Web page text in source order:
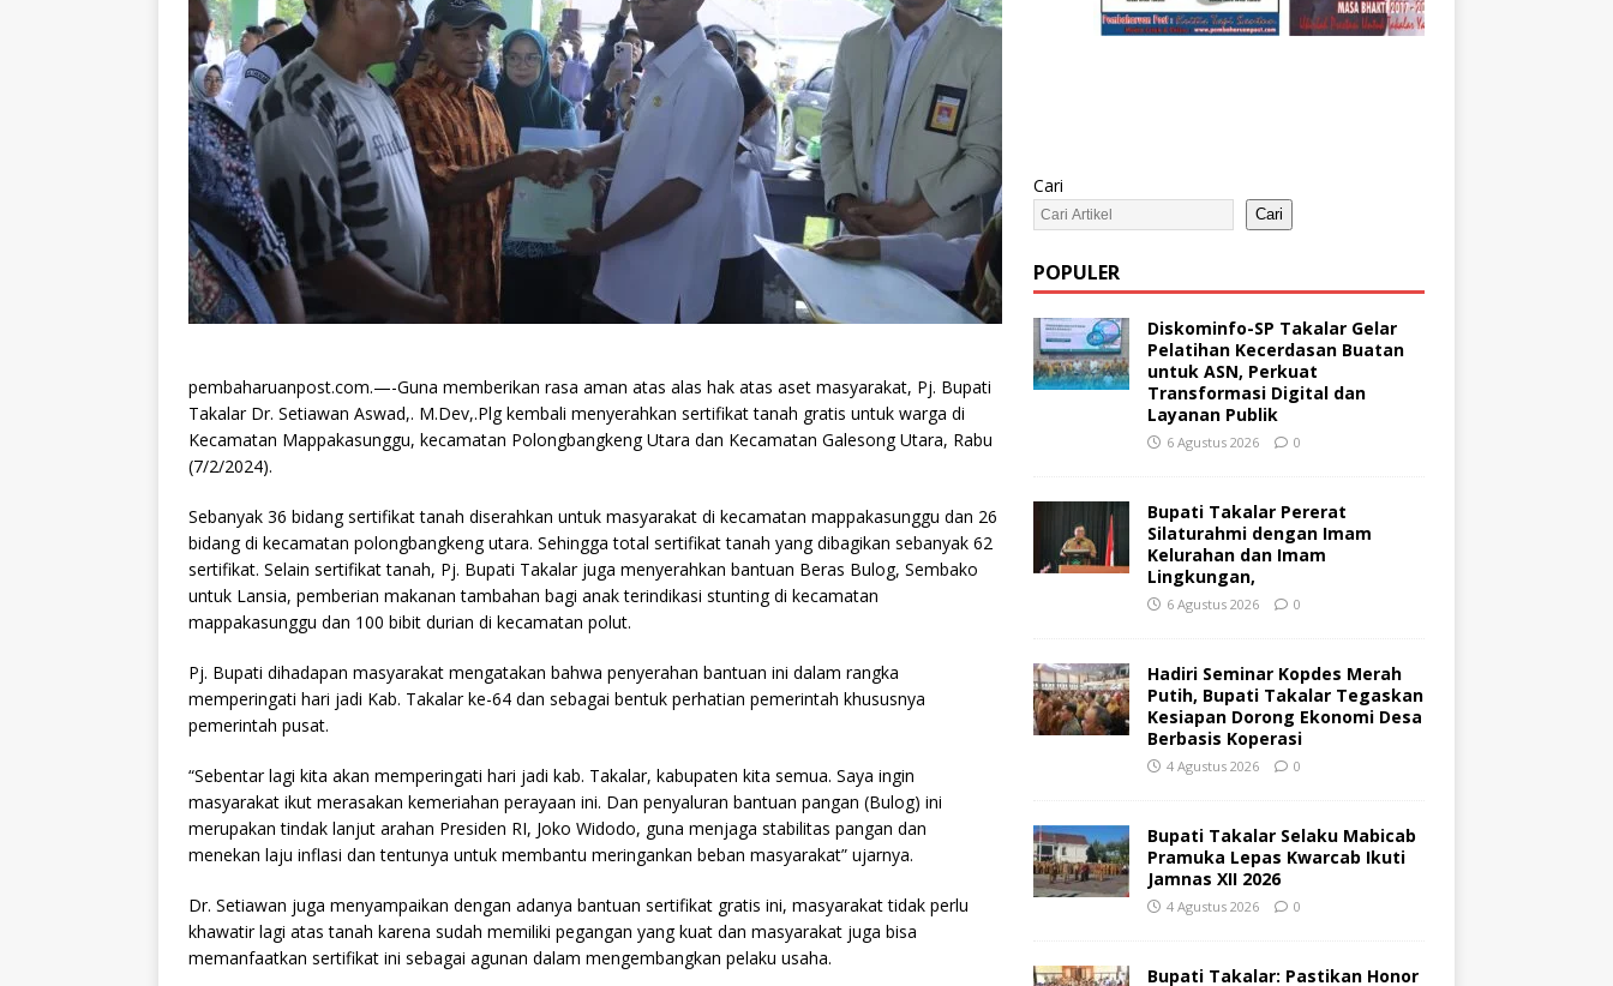
pembaharuanpost.com.—-Guna memberikan rasa aman atas alas hak atas aset masyarakat, Pj. Bupati
Takalar Dr. Setiawan Aswad,. M.Dev,.Plg kembali menyerahkan sertifikat tanah gratis untuk warga di
Kecamatan Mappakasunggu, kecamatan Polongbangkeng Utara dan Kecamatan Galesong Utara, Rabu
(7/2/2024).
Sebanyak 36 bidang sertifikat tanah diserahkan untuk masyarakat di kecamatan mappakasunggu dan 26
bidang di kecamatan polongbangkeng utara. Sehingga total sertifikat tanah yang dibagikan sebanyak 62
sertifikat. Selain sertifikat tanah, Pj. Bupati Takalar juga menyerahkan bantuan Beras Bulog, Sembako
untuk Lansia, pemberian makanan tambahan bagi anak terindikasi stunting di kecamatan
mappakasunggu dan 100 bibit durian di kecamatan polut.
Pj. Bupati dihadapan masyarakat mengatakan bahwa penyerahan bantuan ini dalam rangka
memperingati hari jadi Kab. Takalar ke-64 dan sebagai bentuk perhatian pemerintah khususnya
pemerintah pusat.
“Sebentar lagi kita akan memperingati hari jadi kab. Takalar, kabupaten kita semua. Saya ingin
masyarakat ikut merasakan kemeriahan perayaan ini. Dan penyaluran bantuan pangan (Bulog) ini
merupakan tindak lanjut arahan Presiden RI, Joko Widodo, guna menjaga stabilitas pangan dan
menekan laju inflasi dan tentunya untuk membantu meringankan beban masyarakat” ujarnya.
Dr. Setiawan juga menyampaikan dengan adanya bantuan sertifikat gratis ini, masyarakat tidak perlu
khawatir lagi atas tanah karena sudah memiliki pegangan yang kuat dan masyarakat juga bisa
memanfaatkan sertifikat ini sebagai agunan dalam mengembangkan pelaku usaha.
Cari
Cari
POPULER
Diskominfo-SP Takalar Gelar
Pelatihan Kecerdasan Buatan
untuk ASN, Perkuat
Transformasi Digital dan
Layanan Publik
6 Agustus 2026 0
Bupati Takalar Pererat
Silaturahmi dengan Imam
Kelurahan dan Imam
Lingkungan,
6 Agustus 2026 0
Hadiri Seminar Kopdes Merah
Putih, Bupati Takalar Tegaskan
Kesiapan Dorong Ekonomi Desa
Berbasis Koperasi
4 Agustus 2026 0
Bupati Takalar Selaku Mabicab
Pramuka Lepas Kwarcab Ikuti
Jamnas XII 2026
4 Agustus 2026 0
Bupati Takalar: Pastikan Honor